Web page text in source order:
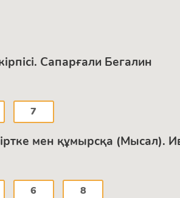
Сапарғали Бегалин
7
мен құмырсқа (Мысал).
6 8